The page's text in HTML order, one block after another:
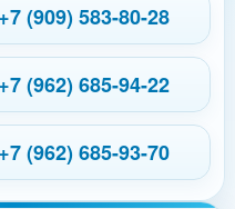
+7 (909) 583-80-28
+7 (962) 685-94-22
+7 (962) 685-93-70